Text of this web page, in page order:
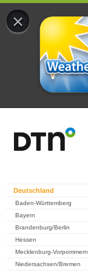
×
Deutschland
Baden-Württemberg
Bayern
Brandenburg/Berlin
Hessen
Mecklenburg-Vorpommern
Niedersachsen/Bremen